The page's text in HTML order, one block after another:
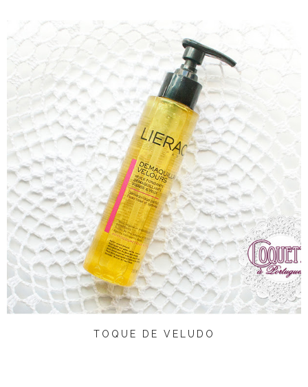
TOQUE DE VELUDO